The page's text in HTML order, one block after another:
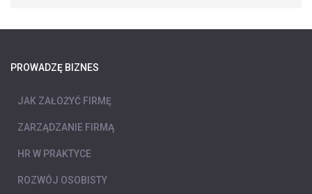
PROWADZĘ BIZNES
JAK ZAŁOŻYĆ FIRMĘ
ZARZĄDZANIE FIRMĄ
HR W PRAKTYCE
ROZWÓJ OSOBISTY